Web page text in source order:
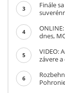
3
Finále
4
dnes,
5
VIDEO:
závere
6